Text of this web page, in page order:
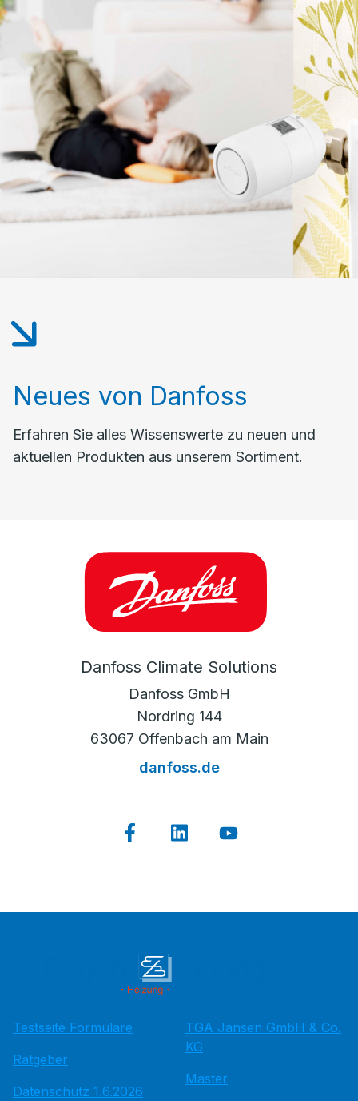
Neues von Danfoss
Erfahren Sie alles Wissenswerte zu neuen und
aktuellen Produkten aus unserem Sortiment.
Danfoss Climate Solutions
Danfoss GmbH
Nordring 144
63067 Offenbach am Main
danfoss.de
Testseite Formulare
Ratgeber
Datenschutz 1.6.2026
TGA Jansen GmbH & Co.
KG
Master